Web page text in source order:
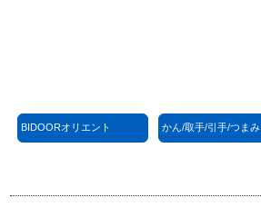
BIDOORオリエント かん/取手/引手/つまみ